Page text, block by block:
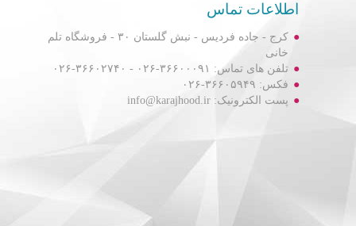
اطلاعات تماس
کرج - جاده فردیس - نبش گلستان ۳۰ - فروشگاه تلم
خانی
تلفن های تماس: ۳۶۶۰۰۰۹۱-۰۲۶ - ۳۶۶۰۲۷۴۰-۰۲۶
فکس: ۳۶۶۰۵۹۴۹-۰۲۶
پست الکترونیک: info@karajhood.ir